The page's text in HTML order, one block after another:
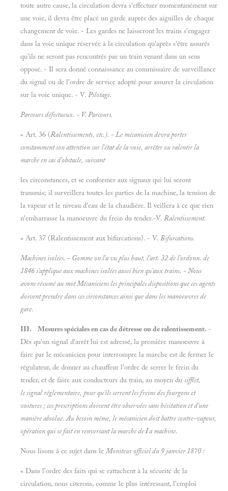
toute autre cause, la circulation devra s'effectuer momentanément sur
une voie, il devra être placé un garde auprès des aiguilles de chaque
changement de voie. - Les gardes ne laisseront les trains s'engager
dans la voie unique réservée à la circulation qu'après s'être assurés
qu'ils ne seront pas rencontrés par un train venant dans un sens
opposé. - Il sera donné connaissance au commissaire de surveillance
du signal ou de l'ordre de service adopté pour assurer la circulation
sur la voie unique. - V. Pilotage.
Parcours défectueux. - V.Parcours.
« Art. 36 (Ralentissements, etc.). - Le mécanicien devra porter
constamment son attention sur l'état de la voie, arrêter ou ralentir la
marche en cas d'obstacle, suivant
les circonstances, et se conformer aux signaux qui lui seront
transmis; il surveillera toutes les parties de la machine, la tension de
la vapeur et le niveau d'eau de la chaudière. Il veillera à ce que rien
n'emharrasse la manoeuvre du frein du tender.-V. Ralentissement.
« Art. 37 (Ralentissement aux bifurcations). - V. Bifurcations.
Machines isolées. - Gomme on l'a vu plus haut, l'art. 32 de l'ordonn. de
1846 s'applique aux machines isolées aussi bien qu'aux trains. - Nous
avons résumé au motMécaniciens les principales dispositions que ces agents
doivent prendre dans ces circonstances ainsi que dans les manoeuvres de
gare.
III. Mesures spéciales en cas de détresse ou de ralentissement. -
Dès qu'un signal d'arrêt lui est adressé, la première manoeuvre à
faire par le mécanicien pour interrompre la marche est de fermer le
régulateur, de donner au chauffeur l'ordre de serrer le frein du
tender, et de faire aux conducteurs du train, au moyen du sifflet,
le signal réglementaire, pour qu'ils serrent les freins des fourgons et
voitures ; ces prescriptions doivent être observées sans hésitation et d'une
manière absolue. Au besoin même, le mécanicien doit battre contre-vapeur,
opération qui se fait en renversant la marche dela machine.
Nous lisons à ce sujet dans le Moniteur officiel du 9 janvier 1870 :
« Dans l'ordre des faits qui se rattachent à la sécurité de la
circulation, nous citerons, comme le plus intéressant, l'emploi